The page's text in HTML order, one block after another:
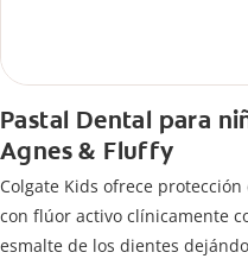
Pastal Dental para
Agnes & Fluffy
Colgate Kids ofrece
con flúor activo clínicamente
esmalte de los dientes